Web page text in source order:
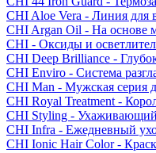
CHI Aloe Vera - Линия для
CHI Argan Oil - На основе
CHI - Оксиды и
CHI Deep Brilliance -
CHI Enviro - Система
CHI Man - Мужская серия
CHI Royal Treatment -
CHI Styling -
CHI Infra - Ежедневный
CHI Ionic Hair Color -